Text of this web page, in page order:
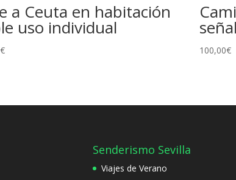
a Ceuta en habitación
uso individual
€ 100,00€
Senderismo Sevilla
Viajes de Verano